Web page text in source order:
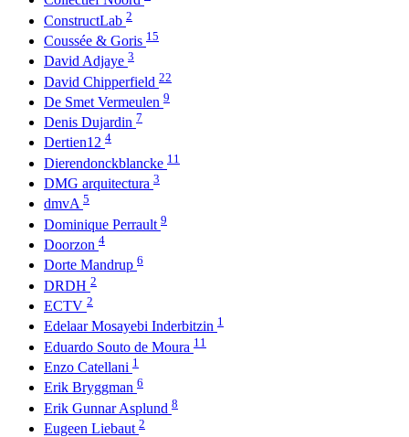
ConstructLab 2
Coussée & Goris 15
David Adjaye 3
David Chipperfield 22
De Smet Vermeulen 9
Denis Dujardin 7
Dertien12 4
Dierendonckblancke 11
DMG arquitectura 3
dmvA 5
Dominique Perrault 9
Doorzon 4
Dorte Mandrup 6
DRDH 2
ECTV 2
Edelaar Mosayebi Inderbitzin 1
Eduardo Souto de Moura 11
Enzo Catellani 1
Erik Bryggman 6
Erik Gunnar Asplund 8
Eugeen Liebaut 2